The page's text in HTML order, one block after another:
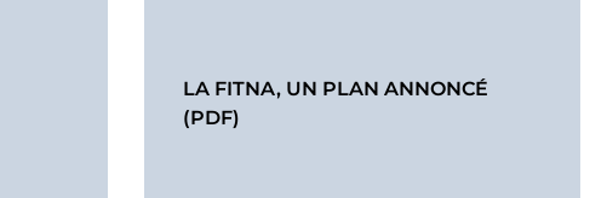
LA FITNA, UN PLAN ANNONCÉ
(PDF)